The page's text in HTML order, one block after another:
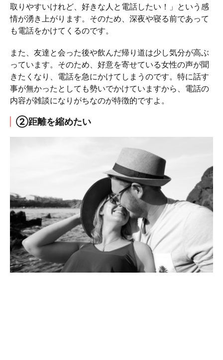
取りやすいけれど、好きな人と電話したい！」という感
情が湧き上がります。そのため、深夜や寝る前であって
も電話をかけてくるのです。
また、友達と会った後や飲んだ帰り道は少し気分が高ぶ
っています。そのため、好意を寄せている女性の声が聞
きたくなり、電話を急にかけてしまうのです。特に話す
事が無かったとしても勢いでかけていますから、電話の
内容が雑談になりがちなのが特徴的ですよ。
②距離を縮めたい